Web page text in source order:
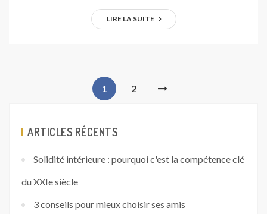
LIRE LA SUITE
1 2
ARTICLES RÉCENTS
Solidité intérieure : pourquoi c'est la compétence clé
du XXIe siècle
3 conseils pour mieux choisir ses amis